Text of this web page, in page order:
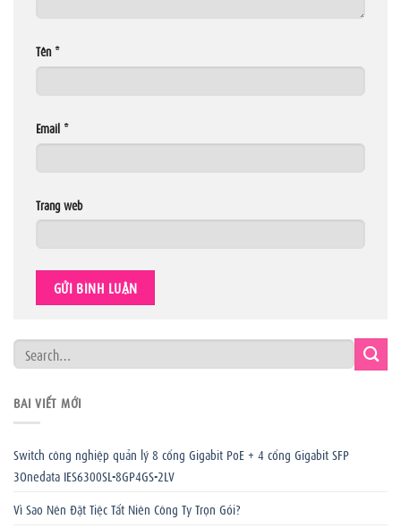
Tên *
Email *
Trang web
BÀI VIẾT MỚI
Switch công nghiệp quản lý 8 cổng Gigabit PoE + 4 cổng Gigabit SFP
3Onedata IES6300SL-8GP4GS-2LV
Vì Sao Nên Đặt Tiệc Tất Niên Công Ty Trọn Gói?